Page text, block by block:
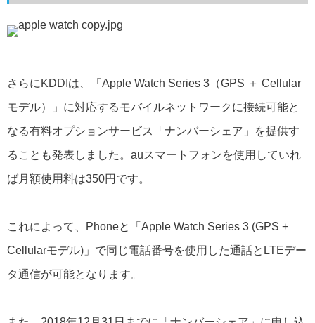
さらにKDDIは、「Apple Watch Series 3（GPS ＋ Cellular
モデル）」に対応するモバイルネットワークに接続可能と
なる有料オプションサービス「ナンバーシェア」を提供す
ることも発表しました。auスマートフォンを使用していれ
ば月額使用料は350円です。
これによって、Phoneと「Apple Watch Series 3 (GPS +
Cellularモデル)」で同じ電話番号を使用した通話とLTEデー
タ通信が可能となります。